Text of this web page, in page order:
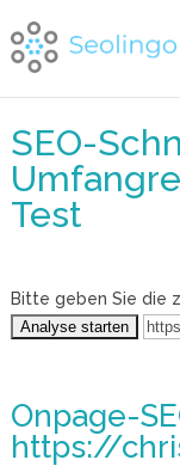
SEO-
Test
Bitte geben Sie die
Onpage-
https://